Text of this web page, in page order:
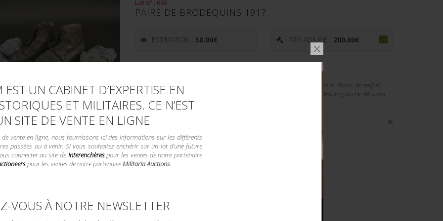
UN CABINET D’EXPERTISE EN
ET MILITAIRES. CE N’EST
SITE DE VENTE EN LIGNE
vente en ligne, nous fournissons ici des informations sur les différents
passées ou à venir. Si vous souhaitez enchérir sur un lot d'une future
connecter au site de Interenchèrespour les ventes de notre partenaire
pour les ventes de notre partenaireMilitaria Auctions.
VOUS À NOTRE NEWSLETTER
Lot n° : 693
PAIRE DE BRODEQUINS 1917
ESTIMATION : 50.00€ PRIX ADJUGÉ : 200.00€
Paire de brodequins 1917. En cuir fauve teinté, tampon illisible à l'intérieur. Rivets de renfort
présents, talon réparé avec une pièce en caoutchouc, cuir souple. Brodequin gauche décousu
à...
CONDITION :
PLUS DE DÉTAILS
ENSEMBLE DE PUZZLE D'ÉPOQUE